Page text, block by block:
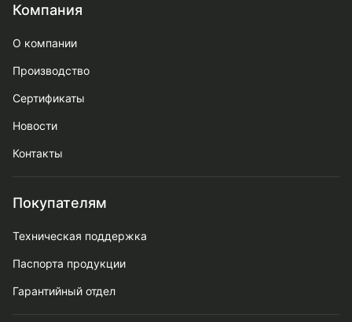
Компания
О компании
Производство
Сертификаты
Новости
Контакты
Покупателям
Техническая поддержка
Паспорта продукции
Гарантийный отдел